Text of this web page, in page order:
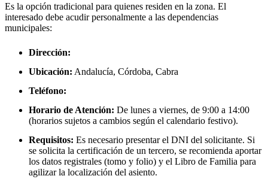
Es la opción tradicional para quienes residen en la zona. El
interesado debe acudir personalmente a las dependencias
municipales:
Dirección:
Ubicación: Andalucía, Córdoba, Cabra
Teléfono:
Horario de Atención: De lunes a viernes, de 9:00 a 14:00
(horarios sujetos a cambios según el calendario festivo).
Requisitos: Es necesario presentar el DNI del solicitante. Si
se solicita la certificación de un tercero, se recomienda aportar
los datos registrales (tomo y folio) y el Libro de Familia para
agilizar la localización del asiento.